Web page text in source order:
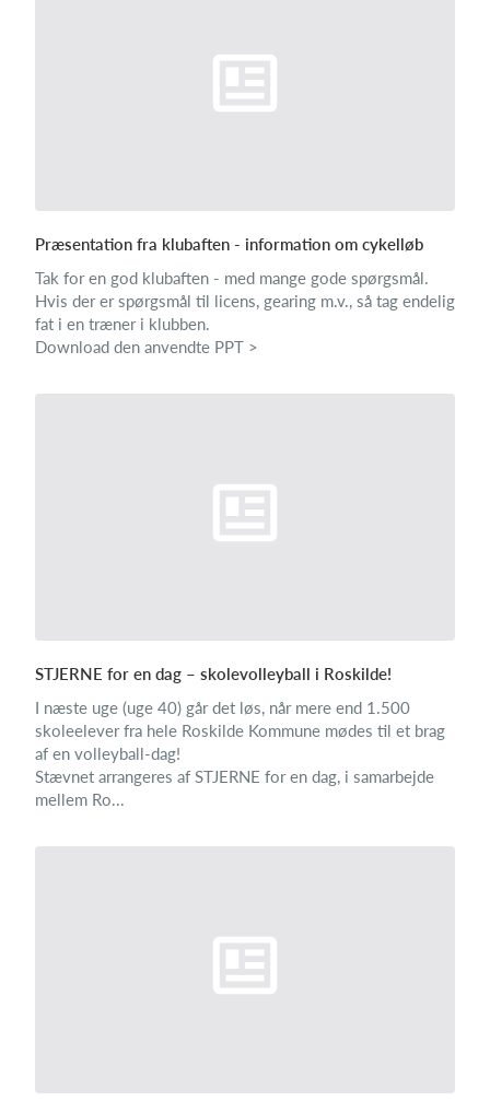
Præsentation fra klubaften - information om cykelløb
Tak for en god klubaften - med mange gode spørgsmål.
Hvis der er spørgsmål til licens, gearing m.v., så tag endelig
fat i en træner i klubben.
Download den anvendte PPT >
STJERNE for en dag – skolevolleyball i Roskilde!
I næste uge (uge 40) går det løs, når mere end 1.500
skoleelever fra hele Roskilde Kommune mødes til et brag
af en volleyball-dag!
Stævnet arrangeres af STJERNE for en dag, i samarbejde
mellem Ro...